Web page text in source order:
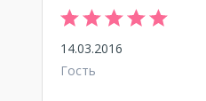
14.03.2016
Гость